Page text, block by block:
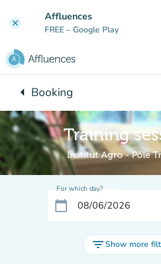
clear Affluences
FREE – Google Play
arrow_leftBack to:
Booking
Training
Institut Agro - Pôle
For which day?
calendar_today
filter_listShow more